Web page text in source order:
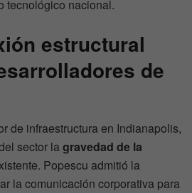
tecnológico nacional.
estructural
de
de infraestructura en Indianapolis,
sector lagravedad de la
Popescu admitió la
la comunicación corporativa para